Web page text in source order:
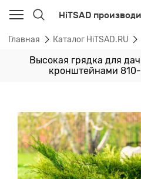
HiTSAD
Главная Каталог HiTSAD.RU
Высокая грядка для
кронштейнами 810-